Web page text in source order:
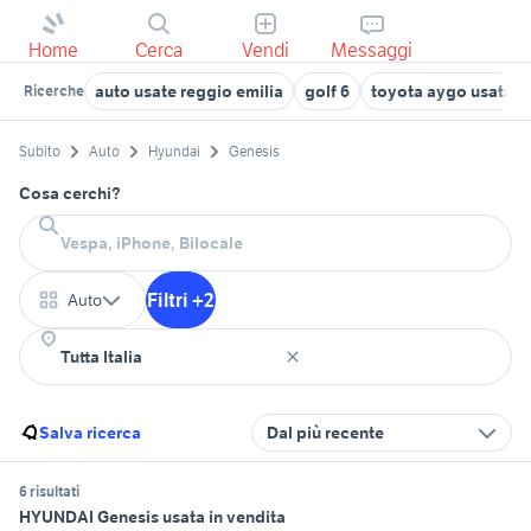
Home Cerca Vendi Messaggi
Ricerche auto usate reggio emilia golf 6 toyota aygo usata
Subito Auto Hyundai Genesis
Cosa cerchi?
Auto Filtri +2
Salva ricerca Dal più recente
6 risultati
HYUNDAI Genesis usata in vendita